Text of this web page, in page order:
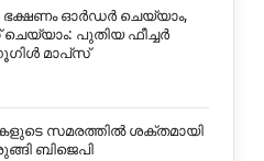
ഭക്ഷണം ഓർഡർ ചെയ്യാം,
പുതിയ ഫീച്ചർ
ഗൂഗിൾ മാപ്‌സ്
സമരത്തിൽ ശക്തമായി
ബിജെപി